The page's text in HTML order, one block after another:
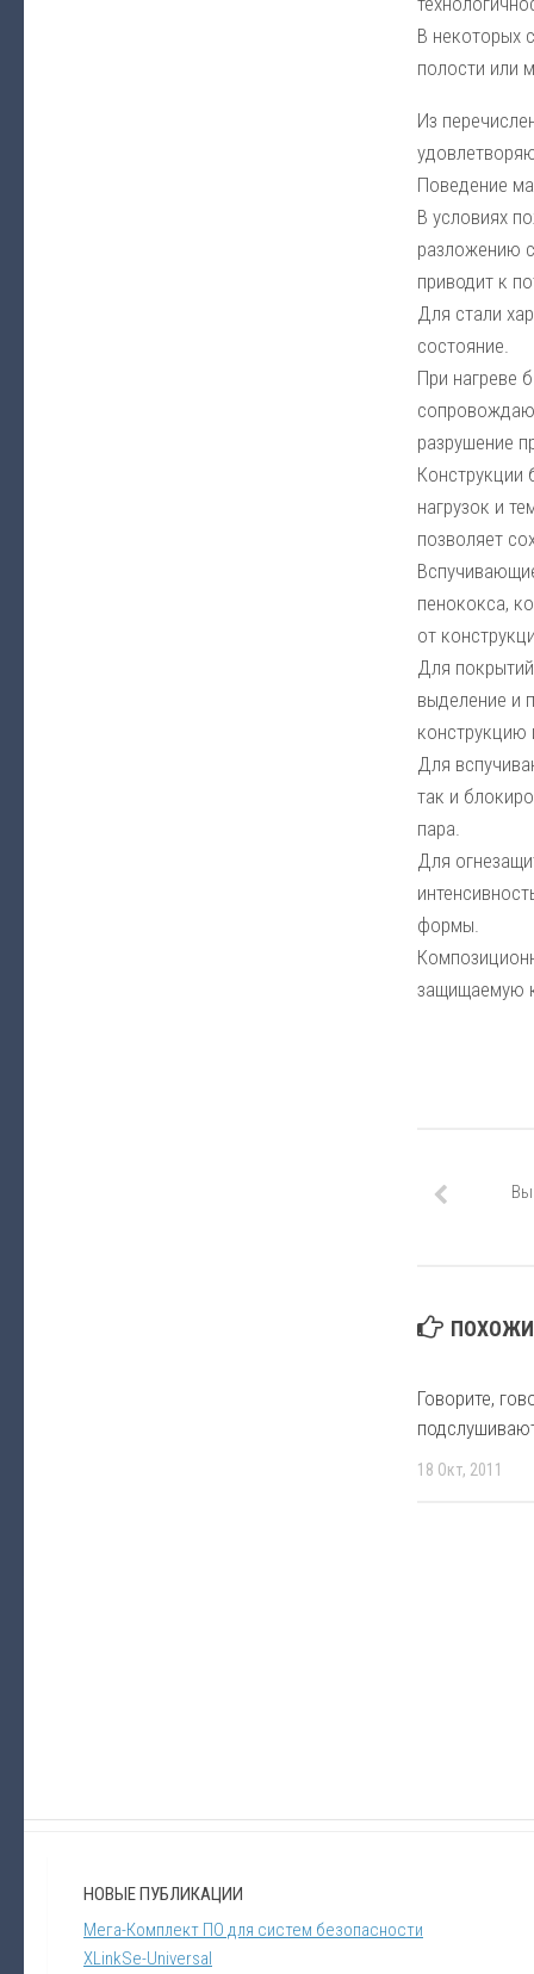
В некоторых
полости или
Из
Поведение
В условиях
разложению
приводит к
Для стали
состояние.
При нагреве
разрушение
Конструкции
нагрузок и
позволяет
пенококса,
от
Для
выделение и
конструкцию
Для
так и
пара.
Для
формы.
защищаемую
Говорите,
18 Окт, 2011
НОВЫЕ ПУБЛИКАЦИИ
Мега-Комплект ПО для систем безопасности
XLinkSe-Universal